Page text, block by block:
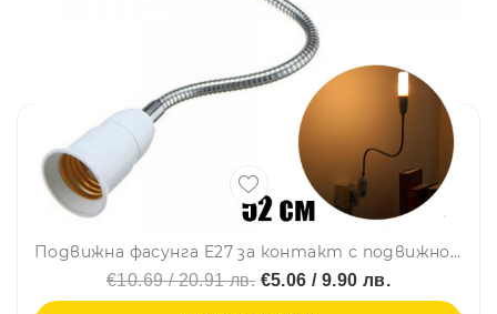
Подвижна фасунга E27 за контакт с подвижно гъвкаво рамо, преносима мултифункционална лампа, 52см, енергоспестяваща
€10.69 / 20.91 лв. €5.06 / 9.90 лв.